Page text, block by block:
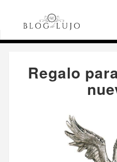
Página principal
Regalo